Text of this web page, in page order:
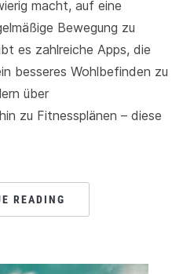
macht, auf eine
Bewegung zu
es zahlreiche Apps, die
besseres Wohlbefinden zu
über
zu Fitnessplänen – diese
READING